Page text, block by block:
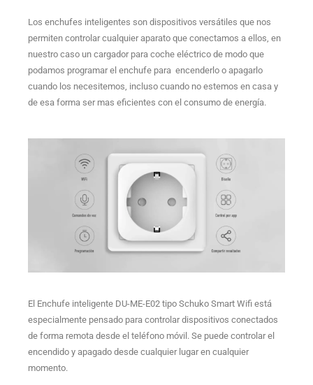
Los enchufes inteligentes son dispositivos versátiles que nos
permiten controlar cualquier aparato que conectamos a ellos, en
nuestro caso un cargador para coche eléctrico de modo que
podamos programar el enchufe para encenderlo o apagarlo
cuando los necesitemos, incluso cuando no estemos en casa y
de esa forma ser mas eficientes con el consumo de energía.
El Enchufe inteligente DU-ME-E02 tipo Schuko Smart Wifi está
especialmente pensado para controlar dispositivos conectados
de forma remota desde el teléfono móvil. Se puede controlar el
encendido y apagado desde cualquier lugar en cualquier
momento.